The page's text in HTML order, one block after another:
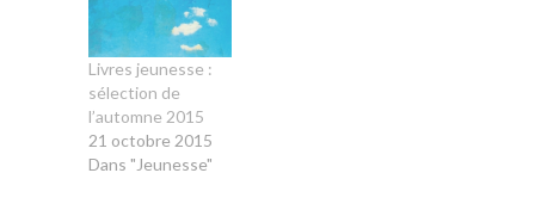
Livres jeunesse :
sélection de
l’automne 2015
21 octobre 2015
Dans "Jeunesse"